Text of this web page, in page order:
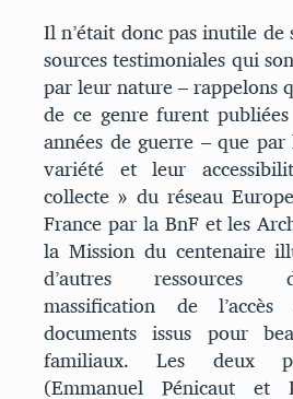
Il n’était donc pas inutile de
sources testimoniales qui
par leur nature – rappelons
de ce genre furent
années de guerre – que
variété et leur
collecte » du réseau
France par la BnF et les
la Mission du centenaire
d’autres ressources
massification de
documents issus pour
familiaux. Les deux
(Emmanuel Pénicaut et